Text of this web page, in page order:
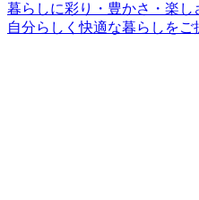
暮らしに彩り・豊かさ・楽し
自分らしく快適な暮らしをご